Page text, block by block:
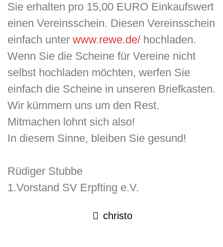
Sie erhalten pro 15,00 EURO Einkaufswert
einen Vereinsschein. Diesen Vereinsschein
einfach unter​ www.rewe.de/ hochladen.
Wenn Sie die Scheine für Vereine nicht
selbst hochladen möchten, werfen Sie
einfach die Scheine in unseren Briefkasten.
Wir kümmern uns um den Rest.
​Mitmachen lohnt sich also!
In diesem Sinne, bleiben Sie gesund!
Rüdiger Stubbe
1.Vorstand SV Erpfting e.V.
christo